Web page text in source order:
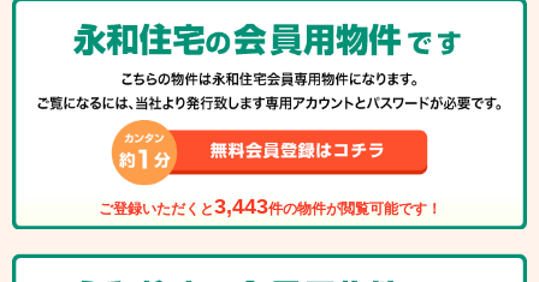
ご登録いただくと3,443件の物件が閲覧可能です！